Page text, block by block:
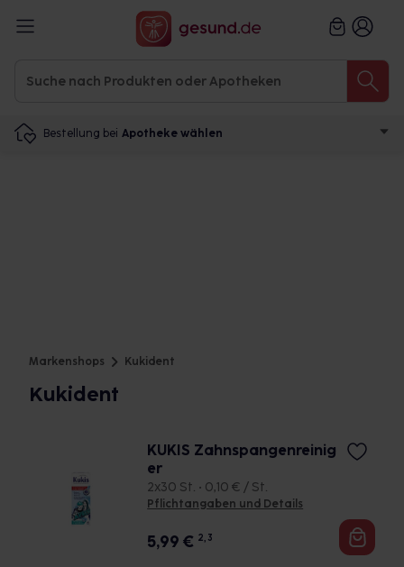
Bestellung bei Apotheke wählen
Markenshops Kukident
Kukident
KUKIS Zahnspangenreinig
er
2x30 St. • 0,10 € / St.
Pflichtangaben und Details
5,99€ 2, 3